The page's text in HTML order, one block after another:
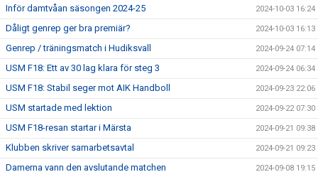
Inför damtvåan säsongen 2024-25 2024-10-03 16:24
Dåligt genrep ger bra premiär? 2024-10-03 16:13
Genrep / träningsmatch i Hudiksvall 2024-09-24 07:14
USM F18: Ett av 30 lag klara för steg 3 2024-09-24 06:34
USM F18: Stabil seger mot AIK Handboll 2024-09-23 22:06
USM startade med lektion 2024-09-22 07:30
USM F18-resan startar i Märsta 2024-09-21 09:38
Klubben skriver samarbetsavtal 2024-09-21 09:23
Damerna vann den avslutande matchen 2024-09-08 19:15